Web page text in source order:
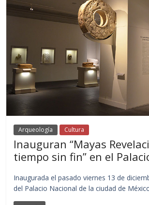
Arqueología Cultura
Inauguran “Mayas
tiempo sin fin” en el
Inaugurada el pasado viernes 13 de
del Palacio Nacional de la ciudad de